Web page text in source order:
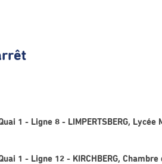
1 - Ligne 8 - LIMPERTSBERG, Lycée
1 - Ligne 12 - KIRCHBERG,